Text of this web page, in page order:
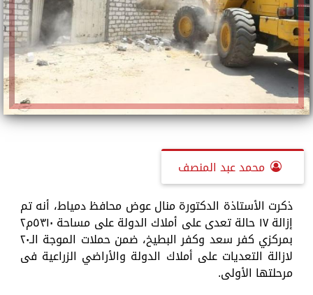
محمد عبد المنصف
ذكرت الأستاذة الدكتورة منال عوض محافظ دمياط، أنه تم
إزالة ١٧ حالة تعدى على أملاك الدولة على مساحة ٥٣١٠م٢
بمركزي كفر سعد وكفر البطيخ، ضمن حملات الموجة الـ٢٠
لازالة التعديات على أملاك الدولة والأراضي الزراعية فى
مرحلتها الأولى.